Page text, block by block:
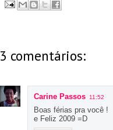
3 comentários:
Carine Passos 11:52
Boas férias pra você !
e Feliz 2009 =D